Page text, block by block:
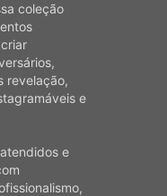
coleção
revelação,
e
e